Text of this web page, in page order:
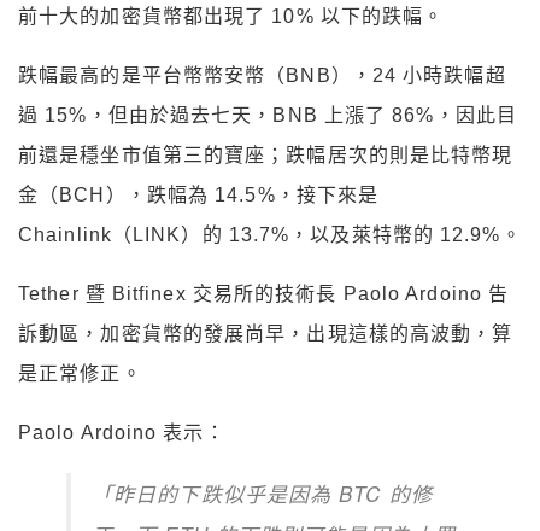
前十大的加密貨幣都出現了 10% 以下的跌幅。
跌幅最高的是平台幣幣安幣（BNB），24 小時跌幅超
過 15%，但由於過去七天，BNB 上漲了 86%，因此目
前還是穩坐市值第三的寶座；跌幅居次的則是比特幣現
金（BCH），跌幅為 14.5%，接下來是
Chainlink（LINK）的 13.7%，以及萊特幣的 12.9%。
Tether 暨 Bitfinex 交易所的技術長 Paolo Ardoino 告
訴動區，加密貨幣的發展尚早，出現這樣的高波動，算
是正常修正。
Paolo Ardoino 表示：
「昨日的下跌似乎是因為 BTC 的修